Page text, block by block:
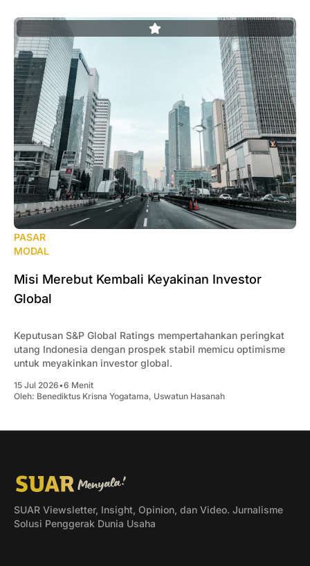
PASAR
MODAL
Misi Merebut Kembali Keyakinan Investor
Global
Keputusan S&P Global Ratings mempertahankan peringkat
utang Indonesia dengan prospek stabil memicu optimisme
untuk meyakinkan investor global.
15 Jul 2026•6 Menit
Oleh: Benediktus Krisna Yogatama, Uswatun Hasanah
SUAR Viewsletter, Insight, Opinion, dan Video. Jurnalisme
Solusi Penggerak Dunia Usaha